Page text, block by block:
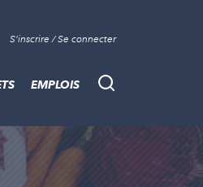
S'inscrire / Se connecter
Recherche
EMPLOIS